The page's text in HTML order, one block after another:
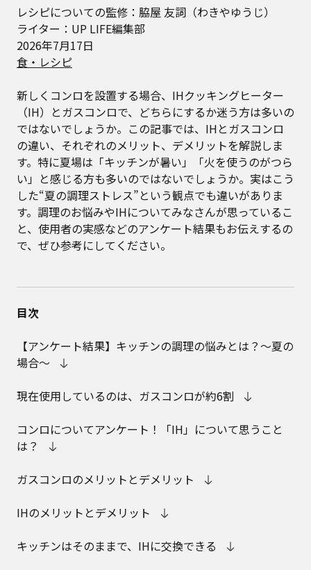
レシピについての監修：脇屋 友詞（わきやゆうじ）
ライター：UP LIFE編集部
2026年7月17日
食・レシピ
新しくコンロを設置する場合、IHクッキングヒーター
（IH）とガスコンロで、どちらにするか迷う方は多いの
ではないでしょうか。この記事では、IHとガスコンロ
の違い、それぞれのメリット、デメリットを解説しま
す。特に夏場は「キッチンが暑い」「火を使うのがつら
い」と感じる方も多いのではないでしょうか。実はこう
した“夏の調理ストレス”という観点でも違いがありま
す。調理のお悩みやIHについてみなさんが思っているこ
と、使用者の実感などのアンケート結果もお伝えするの
で、ぜひ参考にしてください。
目次
【アンケート結果】キッチンの調理の悩みとは？〜夏の
場合〜
現在使用しているのは、ガスコンロが約6割
コンロについてアンケート！「IH」について思うこと
は？
ガスコンロのメリットとデメリット
IHのメリットとデメリット
キッチンはそのままで、IHに交換できる